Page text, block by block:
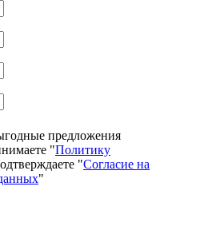
предложения
"Политику
"Согласие на
"